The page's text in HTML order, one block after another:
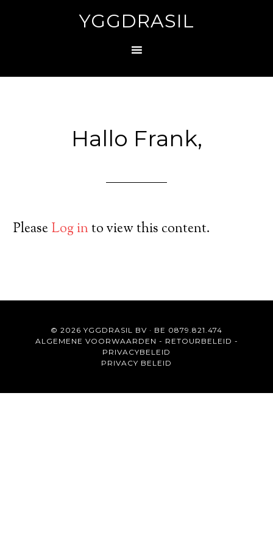
YGGDRASIL
Hallo Frank,
PleaseLog into view this content.
© 2026 YGGDRASIL BV · BE 0879.821.474
ALGEMENE VOORWAARDEN - RETOURBELEID -
PRIVACYBELEID
PRIVACY BELEID